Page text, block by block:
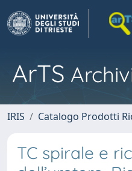
ArTS
IRIS Catalogo Prodotti
TC spirale e